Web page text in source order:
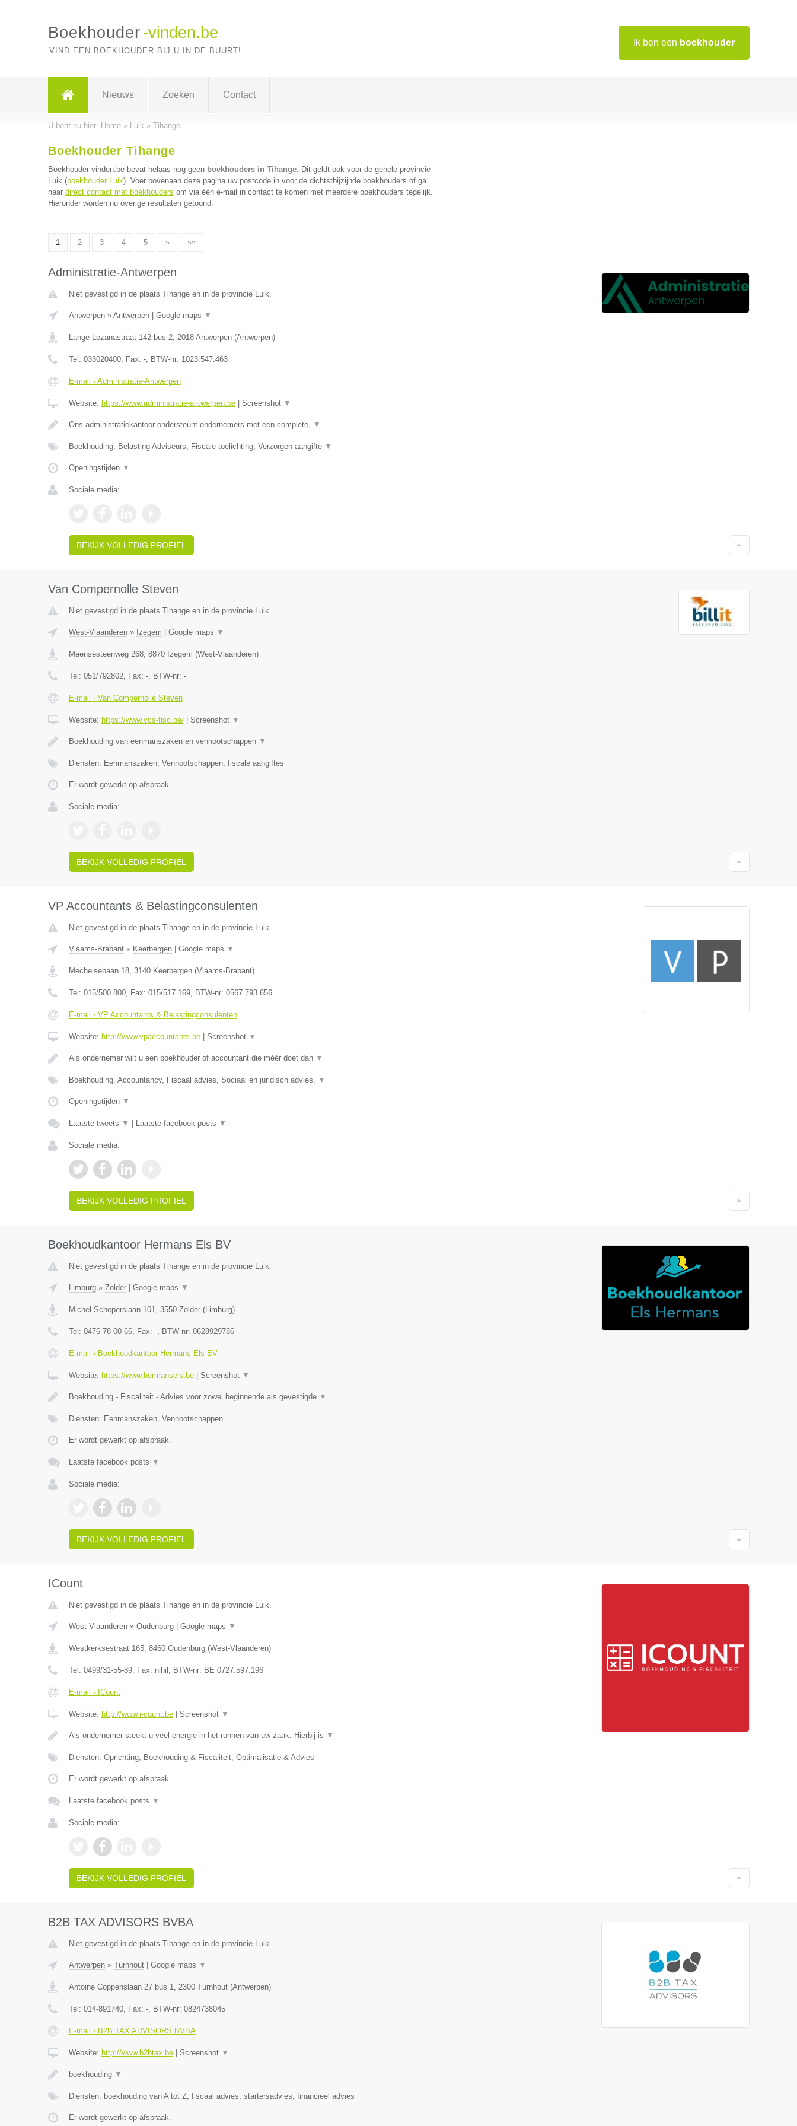
Ik ben een boekhouder
Boekhouder -vinden.be
VIND EEN BOEKHOUDER BIJ U IN DE BUURT!
Nieuws Zoeken Contact
U bent nu hier: Home» Luik » Tihange
Boekhouder Tihange
Boekhouder-vinden.be bevat helaas nog geen boekhouders in Tihange. Dit geldt ook voor de gehele provincie
Luik (boekhouder Luik). Voer bovenaan deze pagina uw postcode in voor de dichtstbijzijnde boekhouders of ga
naar direct contact met boekhouders om via één e-mail in contact te komen met meerdere boekhouders tegelijk.
Hieronder worden nu overige resultaten getoond.
1 2 3 4 5 » »»
Administratie-Antwerpen
Niet gevestigd in de plaats Tihange en in de provincie Luik.
Antwerpen» Antwerpen| Google maps ▼
Lange Lozanastraat 142 bus 2, 2018 Antwerpen(Antwerpen)
Tel: 033020400, Fax: -, BTW-nr: 1023.547.463
E-mail › Administratie-Antwerpen
Website: https://www.administratie-antwerpen.be| Screenshot ▼
Ons administratiekantoor ondersteunt ondernemers met een complete, ▼
Boekhouding, Belasting Adviseurs, Fiscale toelichting, Verzorgen aangifte ▼
Openingstijden ▼
Sociale media:
BEKIJK VOLLEDIG PROFIEL
Van Compernolle Steven
Niet gevestigd in de plaats Tihange en in de provincie Luik.
West-Vlaanderen» Izegem Google maps ▼
Meensesteenweg 268, 8870 Izegem (West-Vlaanderen)
Tel: 051/792802, Fax: -, BTW-nr: -
E-mail › Van Compernolle Steven
Website: https://www.vcs-fisc.be/| Screenshot ▼
Boekhouding van eenmanszaken en vennootschappen ▼
Diensten: Eenmanszaken, Vennootschappen, fiscale aangiftes
Er wordt gewerkt op afspraak.
Sociale media:
BEKIJK VOLLEDIG PROFIEL
VP Accountants & Belastingconsulenten
Niet gevestigd in de plaats Tihange en in de provincie Luik.
Vlaams-Brabant» Keerbergen| Google maps ▼
Mechelsebaan 18, 3140 Keerbergen(Vlaams-Brabant)
Tel: 015/500.800, Fax: 015/517.169, BTW-nr: 0567.793.656
E-mail › VP Accountants & Belastingconsulenten
Website: http://www.vpaccountants.be| Screenshot ▼
Als ondernemer wilt u een boekhouder of accountant die méér doet dan ▼
Boekhouding, Accountancy, Fiscaal advies, Sociaal en juridisch advies, ▼
Openingstijden ▼
Laatste tweets ▼ Laatste facebook posts ▼
Sociale media:
BEKIJK VOLLEDIG PROFIEL
Boekhoudkantoor Hermans Els BV
Niet gevestigd in de plaats Tihange en in de provincie Luik.
Limburg» Zolder| Google maps ▼
Michel Scheperslaan 101, 3550 Zolder(Limburg)
Tel: 0476 78 00 66, Fax: -, BTW-nr: 0628929786
E-mail › Boekhoudkantoor Hermans Els BV
Website: https://www.hermansels.be| Screenshot ▼
Boekhouding - Fiscaliteit - Advies voor zowel beginnende als gevestigde ▼
Diensten: Eenmanszaken, Vennootschappen
Er wordt gewerkt op afspraak.
Laatste facebook posts ▼
Sociale media:
BEKIJK VOLLEDIG PROFIEL
ICount
Niet gevestigd in de plaats Tihange en in de provincie Luik.
West-Vlaanderen» Oudenburg| Google maps ▼
Westkerksestraat 165, 8460 Oudenburg(West-Vlaanderen)
Tel: 0499/31-55-89, Fax: nihil , BTW-nr: BE 0727.597.196
E-mail › ICount
Website: http://www.i-count.be| Screenshot ▼
Als ondernemer steekt u veel energie in het runnen van uw zaak. Hierbij is ▼
Diensten: Oprichting, Boekhouding & Fiscaliteit, Optimalisatie & Advies
Er wordt gewerkt op afspraak.
Laatste facebook posts ▼
Sociale media:
BEKIJK VOLLEDIG PROFIEL
B2B TAX ADVISORS BVBA
Niet gevestigd in de plaats Tihange en in de provincie Luik.
Antwerpen» Turnhout| Google maps ▼
Antoine Coppenslaan 27 bus 1, 2300 Turnhout(Antwerpen)
Tel: 014-891740, Fax: -, BTW-nr: 0824738045
E-mail › B2B TAX ADVISORS BVBA
Website: http://www.b2btax.be| Screenshot ▼
boekhouding ▼
Diensten: boekhouding van A tot Z, fiscaal advies, startersadvies, financieel advies
Er wordt gewerkt op afspraak.